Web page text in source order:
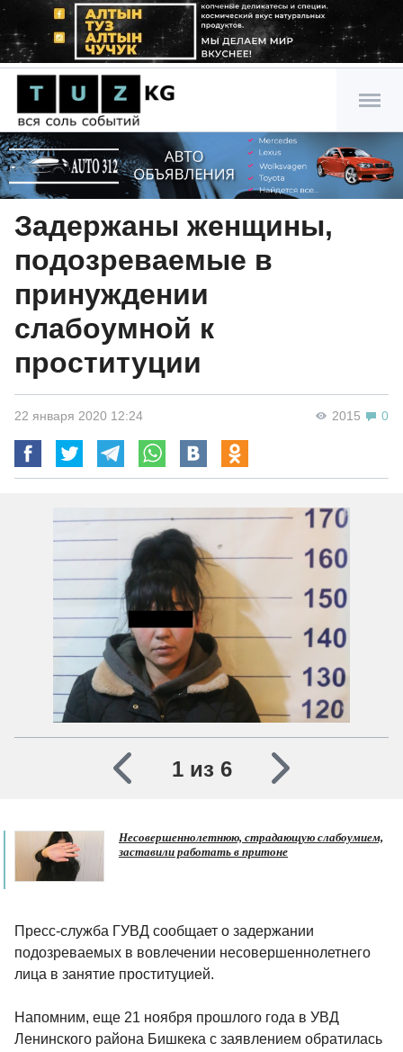
Задержаны женщины,
подозреваемые в
принуждении
слабоумной к
проституции
2015 0
22 января 2020 12:24
1 из 6
Несовершеннолетнюю, страдающую слабоумием,
заставили работать в притоне
Пресс-служба ГУВД сообщает о задержании
подозреваемых в вовлечении несовершеннолетнего
лица в занятие проституцией.
Напомним, еще 21 ноября прошлого года в УВД
Ленинского района Бишкека с заявлением обратилась